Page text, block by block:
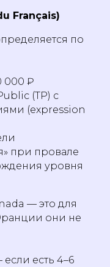
Français)
по
000 ₽
(TP) с
(expression
при провале
уровня
— это для
они не
есть 4–6